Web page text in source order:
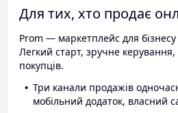
Для тих, хто продає
Prom — маркетплейс для
Легкий старт, зручне керування,
покупців.
Три канали продажів
мобільний додаток, власний